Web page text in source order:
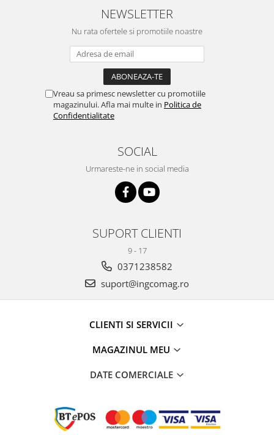
NEWSLETTER
Nu rata ofertele si promotiile noastre
Vreau sa primesc newsletter cu promotiile
magazinului. Afla mai multe in Politica de
Confidentialitate
SOCIAL
Urmareste-ne in social media
SUPORT CLIENTI
9 - 17
0371238582
suport@ingcomag.ro
CLIENTI SI SERVICII
MAGAZINUL MEU
DATE COMERCIALE